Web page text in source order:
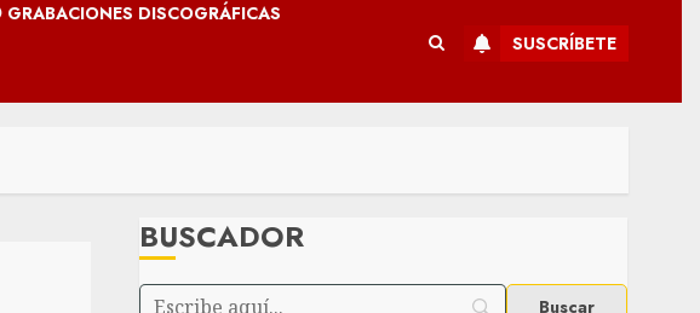
GRABACIONES DISCOGRÁFICAS
SUSCRÍBETE
BUSCADOR